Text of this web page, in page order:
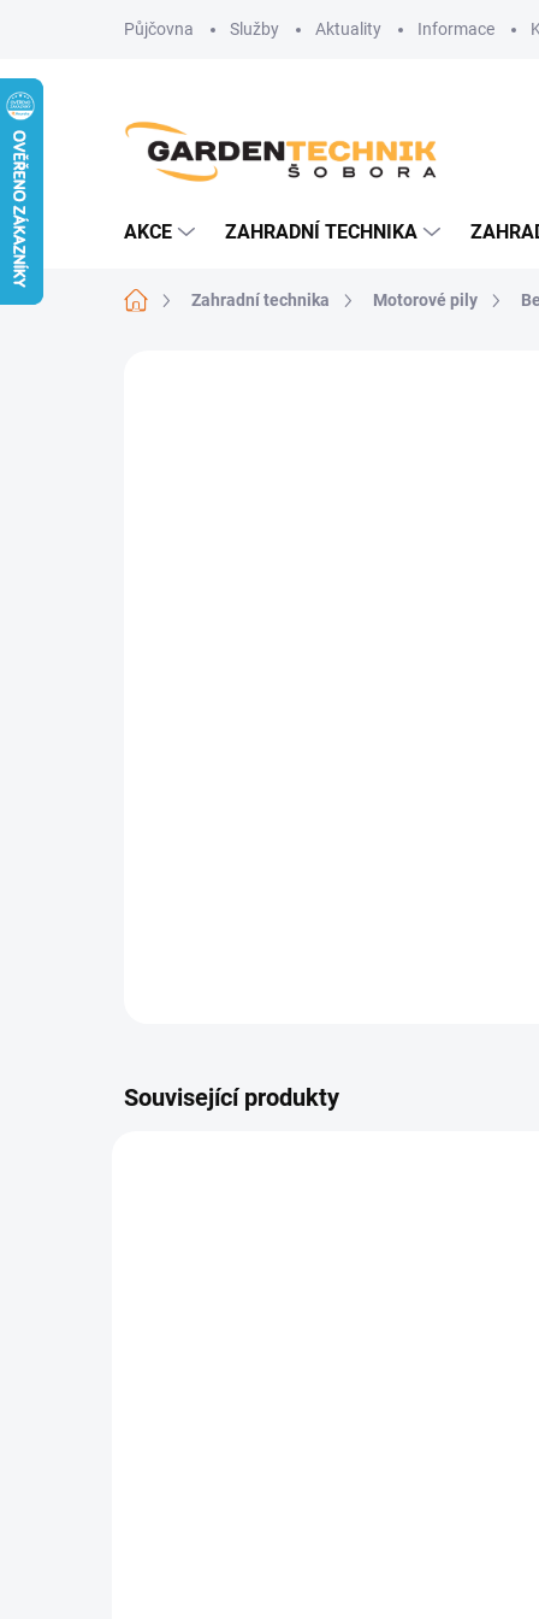
Půjčovna Služby Aktuality Informace
AKCE ZAHRADNÍ TECHNIKA
Domů Zahradní technika Motorové pily
Související produkty